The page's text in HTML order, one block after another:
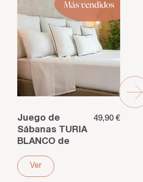
Juego de
Sábanas TURIA
BLANCO de
Algodón
Orgánico 200
Hilos – Pureza
49,90 €
Ver